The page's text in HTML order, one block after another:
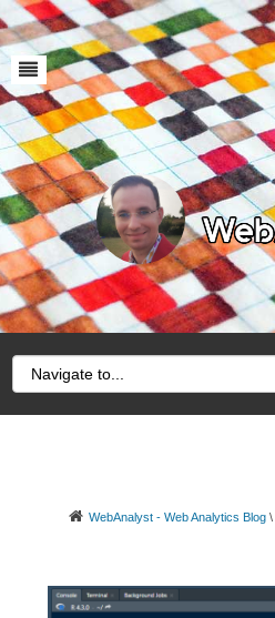
WebAnalyst - Web Analytics Blog \